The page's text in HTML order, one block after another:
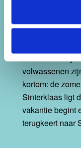
De scholen zijn
volwassenen
kortom: de
Sinterklaas ligt
vakantie begint
terugkeert naar